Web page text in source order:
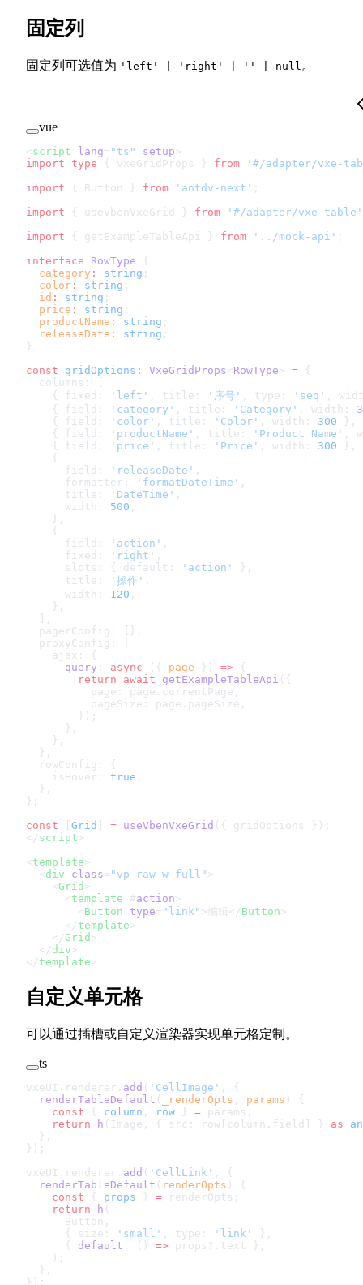
固定列
固定列可选值为 'left' | 'right' | '' | null 。
vue
< script lang= "ts" setup >
import type { VxeGridProps } from '#/adapter/vxe-
import { Button } from 'antdv-next' ;
import { useVbenVxeGrid } from '#/adapter/vxe-table'
import { getExampleTableApi } from '../mock-api' ;
interface RowType {
  category
: string ;
  color
: string ;
  id
: string ;
  price
: string ;
  productName
: string ;
  releaseDate
: string ;
}
const gridOptions : VxeGridProps< RowType > = {
  columns: [
    { fixed:
'left' , title: '序号' , type: 'seq' ,
    { field:
'category' , title: 'Category' , width:
    { field:
'color' , title: 'Color' , width: 300 },
    { field:
'productName' , title: 'Product Name' ,
    { field:
'price' , title: 'Price' , width: 300 },
    {
      field:
'releaseDate' ,
      formatter:
'formatDateTime' ,
      title:
'DateTime' ,
      width:
500 ,
    },
    {
      field:
'action' ,
      fixed:
'right' ,
      slots: { default:
'action'
},
      title:
'操作' ,
      width:
120 ,
    },
  ],
  pagerConfig: {},
  proxyConfig: {
    ajax: {
      query
: async ({ page }) => {
        return
await getExampleTableApi ({
          page: page.currentPage,
          pageSize: page.pageSize,
        });
      },
    },
  },
  rowConfig: {
    isHover:
true ,
  },
};
const [ Grid ] = useVbenVxeGrid ({ gridOptions });
</ script >
< template >
  <
div class= "vp-raw w-full" >
    <
Grid >
      <
template #action >
        <
Button type= "link" >编辑</ Button >
      </
template >
    </
Grid >
  </
div >
</ template >
自定义单元格
可以通过插槽或自定义渲染器实现单元格定制。
ts
vxeUI.renderer. add ( 'CellImage' , {
  renderTableDefault
( _renderOpts , params ) {
    const
{ column , row } = params;
    return
h (Image, { src: row[column.field] } as
  },
});
vxeUI.renderer. add ( 'CellLink' , {
  renderTableDefault
( renderOpts ) {
    const
{ props } = renderOpts;
    return
h (
      Button,
      { size:
'small' , type: 'link'
},
      {
default : () => props?.text },
    );
  },
});